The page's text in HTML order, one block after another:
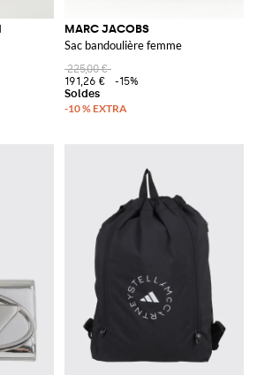
MARC JACOBS
Sac bandoulière femme
225,00 €
191,26 €
-15%